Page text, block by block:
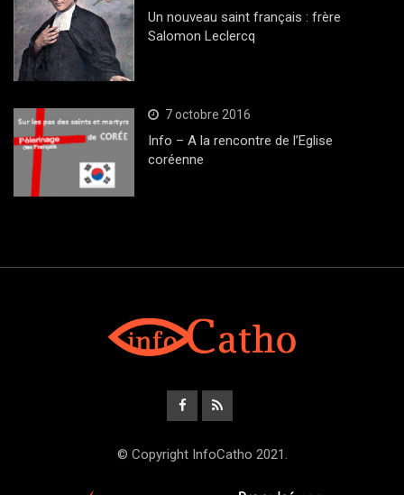
Un nouveau saint français : frère
Salomon Leclercq
7 octobre 2016
Info – A la rencontre de l’Eglise
coréenne
© Copyright InfoCatho 2021.